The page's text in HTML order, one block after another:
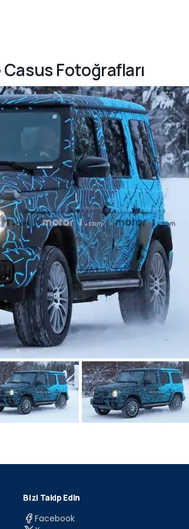
Fotoğrafları
Bizi Takip Edin
Facebook